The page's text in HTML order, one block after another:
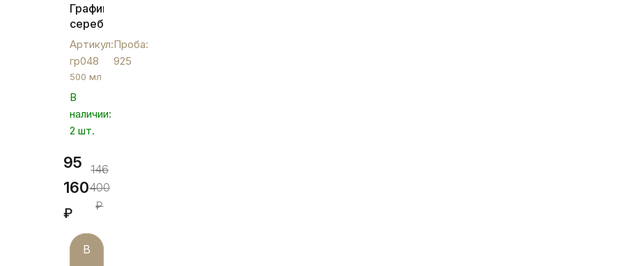
Графин
серебряный
«Виноград»,
гр048
Артикул:
гр048
Проба:
925
500 мл
В
наличии:
2 шт.
95
160
₽
146
400
₽
В